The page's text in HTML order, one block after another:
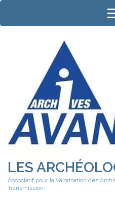
Aller
contenu
LES
Associatif pour la Valorisation des
Transmission.